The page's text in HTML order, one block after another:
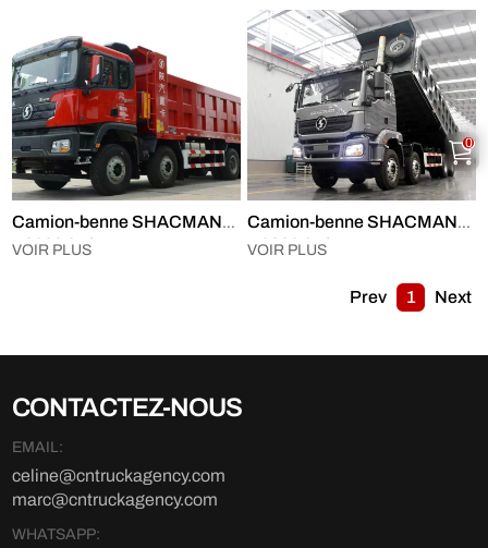
Camion-benne SHACMAN
X3000 8×4
VOIR PLUS
Camion-benne SHACMAN
H3000 8×4
VOIR PLUS
Prev 1 Next
CONTACTEZ-NOUS
EMAIL:
celine@cntruckagency.com
marc@cntruckagency.com
WHATSAPP:
0